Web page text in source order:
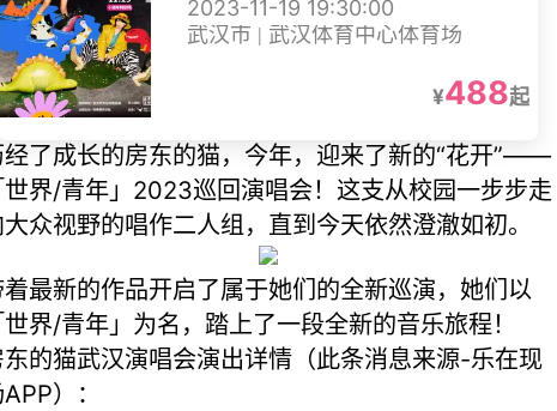
别场】
2023-11-19 19:30:00
武汉市 | 武汉体育中心体育场
¥488起
了成长的房东的猫，今年，迎来了新的“花开”——
界/青年」2023巡回演唱会！这支从校园一步步走
众视野的唱作二人组，直到今天依然澄澈如初。
最新的作品开启了属于她们的全新巡演，她们以
界/青年」为名，踏上了一段全新的音乐旅程！
的猫武汉演唱会演出详情（此条消息来源-乐在现
）：